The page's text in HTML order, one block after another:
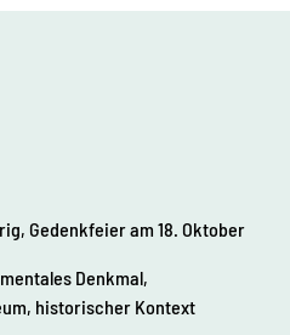
Gedenkfeier am 18. Oktober
Denkmal,
historischer Kontext